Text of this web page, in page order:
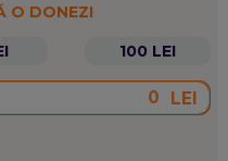
O DONEZI
100 LEI
LEI